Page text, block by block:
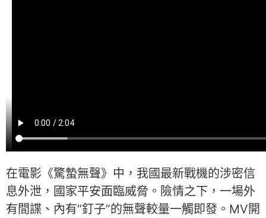
在電影《驚蟄無聲》中，我國最新戰機的涉密信
息外泄，國家平安面臨威脅。險情之下，一場外
有間諜、內有“釘子”的無聲較量一觸即發。MV開